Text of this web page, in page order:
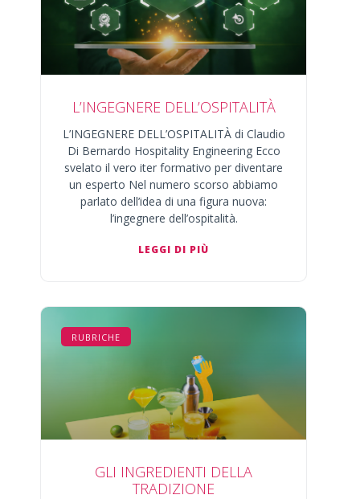
L’INGEGNERE DELL’OSPITALITÀ
L’INGEGNERE DELL’OSPITALITÀ di Claudio
Di Bernardo Hospitality Engineering Ecco
svelato il vero iter formativo per diventare
un esperto Nel numero scorso abbiamo
parlato dell’idea di una figura nuova:
l’ingegnere dell’ospitalità.
LEGGI DI PIÙ
RUBRICHE
GLI INGREDIENTI DELLA
TRADIZIONE